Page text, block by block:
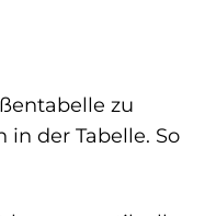
zu
der Tabelle. So